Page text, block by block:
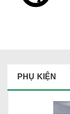
PHỤ KIỆN